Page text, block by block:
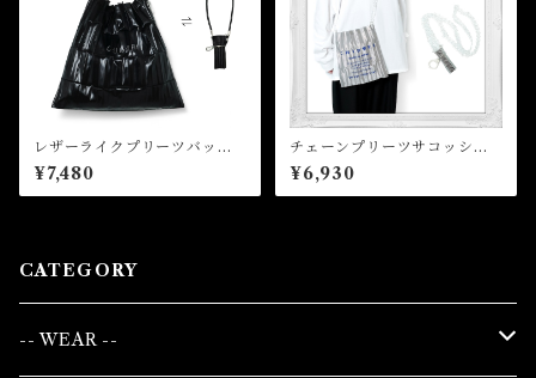
レザーライクプリーツバッ
グ Leather Like Pleated B
ag
¥7,480
チェーンプリーツサコッシ
ュ Chain pleated sacoche
¥6,930
CATEGORY
-- WEAR --